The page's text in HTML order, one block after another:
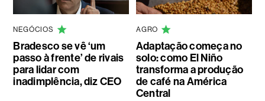
NEGÓCIOS
Bradesco se vê ‘um
passo à frente’ de rivais
para lidar com
inadimplência, diz CEO
AGRO
Adaptação começa no
solo: como El Niño
transforma a produção
de café na América
Central